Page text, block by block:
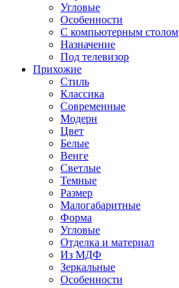
Угловые
Особенности
С компьютерным столом
Назначение
Под телевизор
Прихожие
Стиль
Классика
Современные
Модерн
Цвет
Белые
Венге
Светлые
Темные
Размер
Малогабаритные
Форма
Угловые
Отделка и материал
Из МДФ
Зеркальные
Особенности